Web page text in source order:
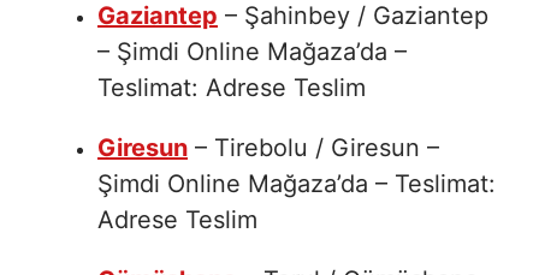
Gaziantep – Şahinbey / Gaziantep
– Şimdi Online Mağaza’da –
Teslimat: Adrese Teslim
Giresun – Tirebolu / Giresun –
Şimdi Online Mağaza’da – Teslimat:
Adrese Teslim